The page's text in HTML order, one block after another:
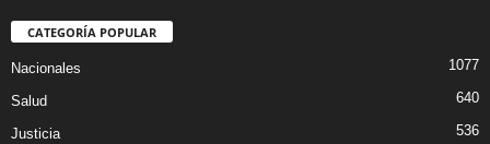
CATEGORÍA POPULAR
Nacionales 1077
Salud 640
Justicia 536